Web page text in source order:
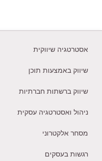
אסטרטגיה שיווקית
שיווק באמצעות תוכן
שיווק ברשתות חברתיות
ניהול ואסטרטגיה עסקית
מסחר אלקטרוני
רגשות בעסקים